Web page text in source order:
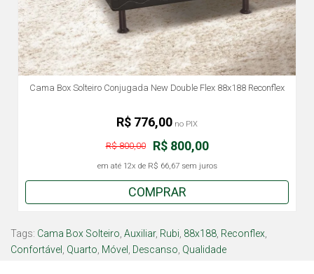
Cama Box Solteiro Conjugada New Double Flex 88x188 Reconflex
R$ 800,00
R$ 800,00
em até 12x de R$ 66,67sem juros
R$ 776,00 no PIX
COMPRAR
Tags: Cama Box Solteiro Auxiliar, Rubi 88x188 Reconflex
Confortável
Quarto Móvel Descanso Qualidade